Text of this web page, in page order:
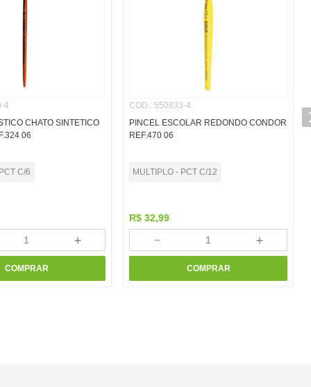
4
CHATO SINTETICO
06
C/6
＋
COMPRAR
COD.: 550833-4
PINCEL ESCOLAR REDONDO CONDOR
REF.470 06
MULTIPLO - PCT C/12
R$ 32,99
＋
－
COMPRAR